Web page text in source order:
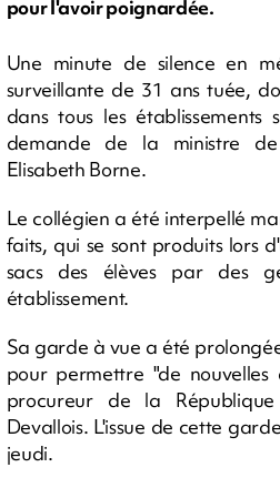
pour l'avoir poignardée.
Une minute de silence en
surveillante de 31 ans tuée,
dans tous les
demande de la ministre
Elisabeth Borne.
Le collégien a été interpellé
faits, qui se sont produits lors
sacs des élèves par des
établissement.
Sa garde à vue a été
pour permettre "de nouvelles
procureur de la
Devallois. L'issue de cette
jeudi.